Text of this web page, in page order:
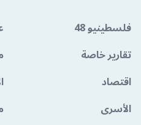
فلسطينيو 48
تقارير خاصة
اقتصاد
الأسرى